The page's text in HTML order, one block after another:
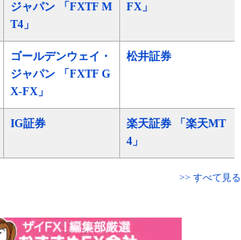
ジャパン 「FXTF M
T4」
FX」
ゴールデンウェイ・
ジャパン 「FXTF G
X-FX」
松井証券
IG証券
楽天証券 「楽天MT
4」
>> すべて見る